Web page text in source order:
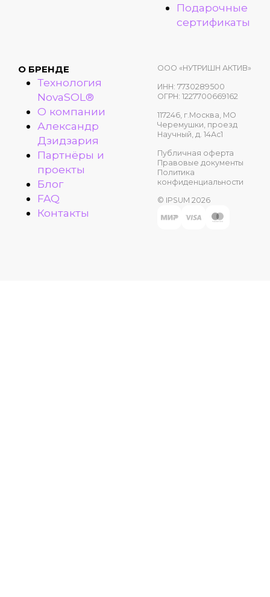
Подарочные
сертификаты
О БРЕНДЕ
Технология
NovaSOL®
О компании
Александр
Дзидзария
Партнёры и
проекты
Блог
FAQ
Контакты
ООО «НУТРИШН АКТИВ»
ИНН: 7730289500
ОГРН: 1227700669162
117246, г.Москва, МО
Черемушки, проезд
Научный, д. 14Ас1
Публичная оферта
Правовые документы
Политика
конфиденциальности
© IPSUM 2026